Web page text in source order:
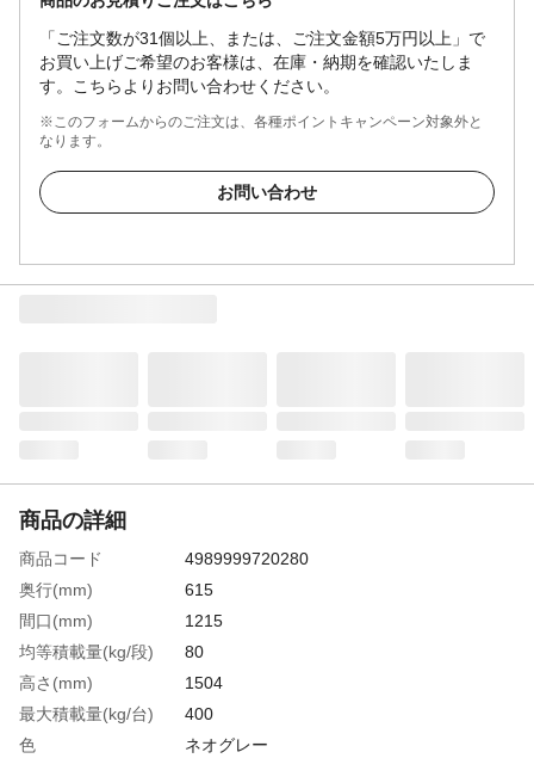
「ご注文数が31個以上、または、ご注文金額5万円以上」で
お買い上げご希望のお客様は、在庫・納期を確認いたしま
す。こちらよりお問い合わせください。
※このフォームからのご注文は、各種ポイントキャンペーン対象外と
なります。
お問い合わせ
商品の詳細
商品コード
4989999720280
奥行(mm)
615
間口(mm)
1215
均等積載量(kg/段)
80
高さ(mm)
1504
最大積載量(kg/台)
400
色
ネオグレー